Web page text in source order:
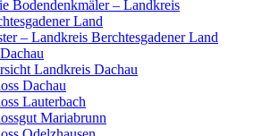
Bodendenkmäler – Landkreis
Land
– Landkreis Berchtesgadener Land
Landkreis Dachau
Dachau
Lauterbach
Mariabrunn